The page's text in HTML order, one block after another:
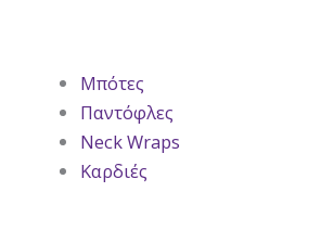
Μπότες
Παντόφλες
Neck Wraps
Καρδιές